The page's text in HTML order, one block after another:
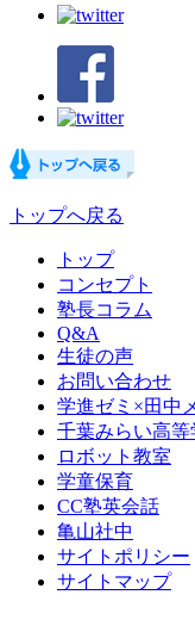
トップへ戻る
トップ
コンセプト
塾長コラム
Q&A
生徒の声
お問い合わせ
学進ゼミ×田中
千葉みらい高
ロボット教室
学童保育
CC塾英会話
亀山社中
サイトポリシー
サイトマップ